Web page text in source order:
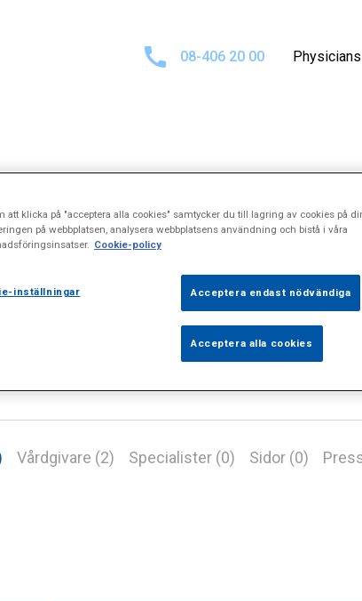
08-406 20 00 Physicians
for
Vårdgivare (2) Specialister (0) Sidor (0)
att klicka på "acceptera alla cookies" samtycker du till lagring av cookies på
på webbplatsen, analysera webbplatsens användning och bistå i våra
Cookie-policy
inställningar Acceptera endast nödvändiga
Acceptera alla cookies